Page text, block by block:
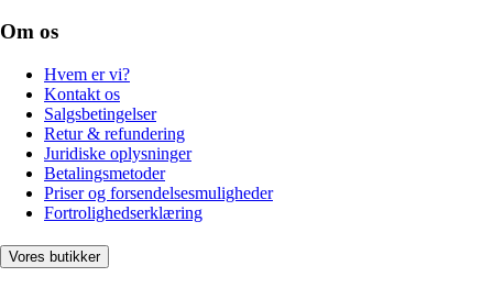
Om os
Hvem er vi?
Kontakt os
Salgsbetingelser
Retur & refundering
Juridiske oplysninger
Betalingsmetoder
Priser og forsendelsesmuligheder
Fortrolighedserklæring
Vores butikker